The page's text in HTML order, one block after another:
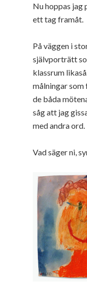
Nu hoppas jag
ett tag framåt.
På väggen i
självporträtt
klassrum
målningar
de båda
såg att jag
med andra ord.
Vad säger ni,